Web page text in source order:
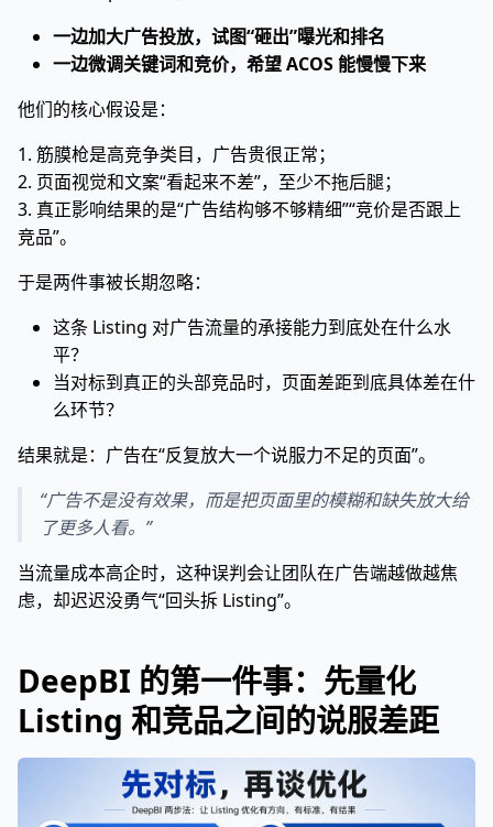
一边加大广告投放，试图“砸出”曝光和排名
一边微调关键词和竞价，希望 ACOS 能慢慢下来
他们的核心假设是：
1. 筋膜枪是高竞争类目，广告贵很正常；
2. 页面视觉和文案“看起来不差”，至少不拖后腿；
3. 真正影响结果的是“广告结构够不够精细”“竞价是否跟上
竞品”。
于是两件事被长期忽略：
这条 Listing 对广告流量的承接能力到底处在什么水
平？
当对标到真正的头部竞品时，页面差距到底具体差在什
么环节？
结果就是：广告在“反复放大一个说服力不足的页面”。
“广告不是没有效果，而是把页面里的模糊和缺失放大给
了更多人看。”
当流量成本高企时，这种误判会让团队在广告端越做越焦
虑，却迟迟没勇气“回头拆 Listing”。
DeepBI 的第一件事：先量化
Listing 和竞品之间的说服差距